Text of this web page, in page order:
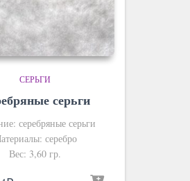
СЕРЬГИ
серьги
серебряные серьги
серебро
Вес: 3,60 гр.